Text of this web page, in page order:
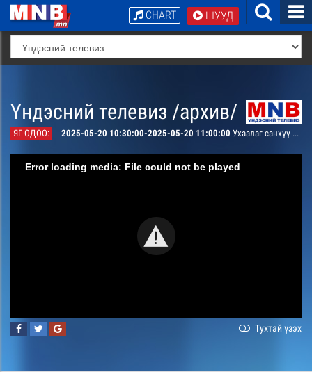
ШУУД
CHART
Үндэсний телевиз /архив/
ЯГ ОДОО: 2025-05-20 10:30:00-2025-05-20 11:00:00 Ухаалаг санхүү /давталт/
Error loading media: File could not be played
Тухтай үзэх